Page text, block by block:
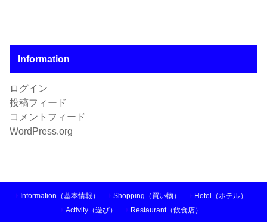
Information
ログイン
投稿フィード
コメントフィード
WordPress.org
Information（基本情報） Shopping（買い物）
Hotel（ホテル）
Activity（遊び）
Restaurant（飲食店）